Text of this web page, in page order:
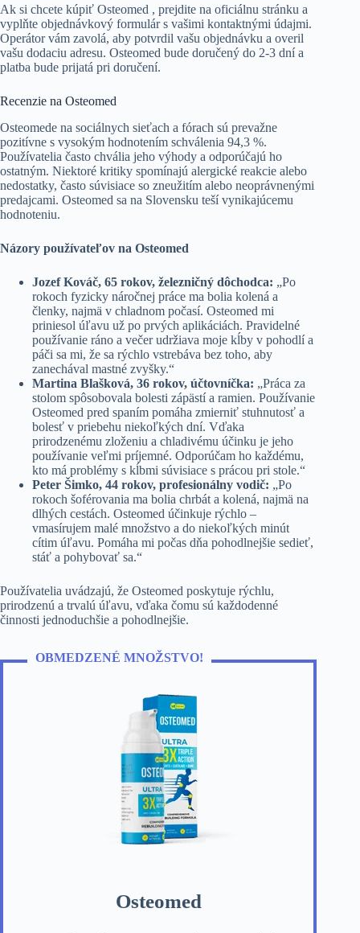
Ak si chcete kúpiť Osteomed , prejdite na oficiálnu stránku a
vyplňte objednávkový formulár s vašimi kontaktnými údajmi.
Operátor vám zavolá, aby potvrdil vašu objednávku a overil
vašu dodaciu adresu. Osteomed bude doručený do 2-3 dní a
platba bude prijatá pri doručení.
Recenzie na Osteomed
Osteomede na sociálnych sieťach a fórach sú prevažne
pozitívne s vysokým hodnotením schválenia 94,3 %.
Používatelia často chvália jeho výhody a odporúčajú ho
ostatným. Niektoré kritiky spomínajú alergické reakcie alebo
nedostatky, často súvisiace so zneužitím alebo neoprávnenými
predajcami. Osteomed sa na Slovensku teší vynikajúcemu
hodnoteniu.
Názory používateľov na Osteomed
Jozef Kováč, 65 rokov, železničný dôchodca: „Po
rokoch fyzicky náročnej práce ma bolia kolená a
členky, najmä v chladnom počasí. Osteomed mi
priniesol úľavu už po prvých aplikáciách. Pravidelné
používanie ráno a večer udržiava moje kĺby v pohodlí a
páči sa mi, že sa rýchlo vstrebáva bez toho, aby
zanechával mastné zvyšky.“
Martina Blašková, 36 rokov, účtovníčka: „Práca za
stolom spôsobovala bolesti zápästí a ramien. Používanie
Osteomed pred spaním pomáha zmierniť stuhnutosť a
bolesť v priebehu niekoľkých dní. Vďaka
prirodzenému zloženiu a chladivému účinku je jeho
používanie veľmi príjemné. Odporúčam ho každému,
kto má problémy s kĺbmi súvisiace s prácou pri stole.“
Peter Šimko, 44 rokov, profesionálny vodič: „Po
rokoch šoférovania ma bolia chrbát a kolená, najmä na
dlhých cestách. Osteomed účinkuje rýchlo –
vmasírujem malé množstvo a do niekoľkých minút
cítim úľavu. Pomáha mi počas dňa pohodlnejšie sedieť,
stáť a pohybovať sa.“
Používatelia uvádzajú, že Osteomed poskytuje rýchlu,
prirodzenú a trvalú úľavu, vďaka čomu sú každodenné
činnosti jednoduchšie a pohodlnejšie.
OBMEDZENÉ MNOŽSTVO!
Osteomed